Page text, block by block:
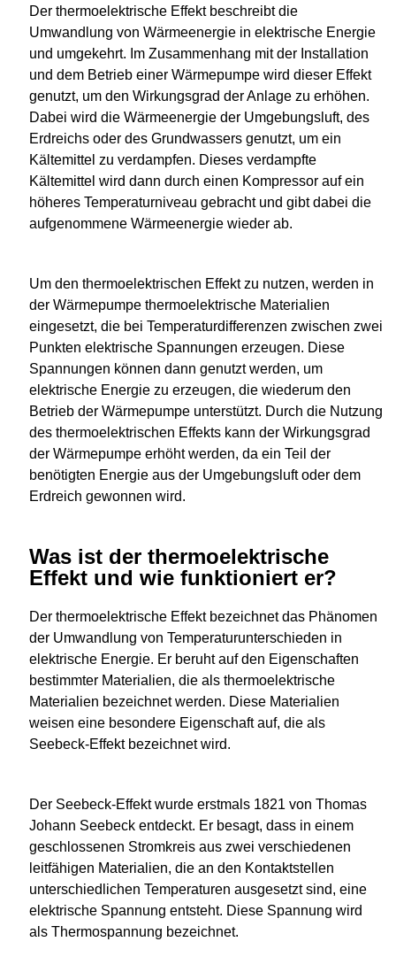
Der thermoelektrische Effekt beschreibt die
Umwandlung von Wärmeenergie in elektrische Energie
und umgekehrt. Im Zusammenhang mit der Installation
und dem Betrieb einer Wärmepumpe wird dieser Effekt
genutzt, um den Wirkungsgrad der Anlage zu erhöhen.
Dabei wird die Wärmeenergie der Umgebungsluft, des
Erdreichs oder des Grundwassers genutzt, um ein
Kältemittel zu verdampfen. Dieses verdampfte
Kältemittel wird dann durch einen Kompressor auf ein
höheres Temperaturniveau gebracht und gibt dabei die
aufgenommene Wärmeenergie wieder ab.
Um den thermoelektrischen Effekt zu nutzen, werden in
der Wärmepumpe thermoelektrische Materialien
eingesetzt, die bei Temperaturdifferenzen zwischen zwei
Punkten elektrische Spannungen erzeugen. Diese
Spannungen können dann genutzt werden, um
elektrische Energie zu erzeugen, die wiederum den
Betrieb der Wärmepumpe unterstützt. Durch die Nutzung
des thermoelektrischen Effekts kann der Wirkungsgrad
der Wärmepumpe erhöht werden, da ein Teil der
benötigten Energie aus der Umgebungsluft oder dem
Erdreich gewonnen wird.
Was ist der thermoelektrische
Effekt und wie funktioniert er?
Der thermoelektrische Effekt bezeichnet das Phänomen
der Umwandlung von Temperaturunterschieden in
elektrische Energie. Er beruht auf den Eigenschaften
bestimmter Materialien, die als thermoelektrische
Materialien bezeichnet werden. Diese Materialien
weisen eine besondere Eigenschaft auf, die als
Seebeck-Effekt bezeichnet wird.
Der Seebeck-Effekt wurde erstmals 1821 von Thomas
Johann Seebeck entdeckt. Er besagt, dass in einem
geschlossenen Stromkreis aus zwei verschiedenen
leitfähigen Materialien, die an den Kontaktstellen
unterschiedlichen Temperaturen ausgesetzt sind, eine
elektrische Spannung entsteht. Diese Spannung wird
als Thermospannung bezeichnet.